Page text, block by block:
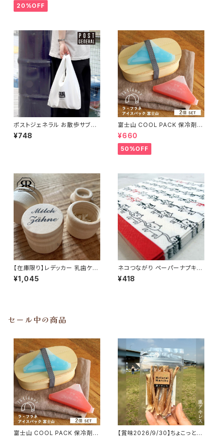
20%OFF
ポストジェネラル お散歩サブバ
ッグ コンビニバッグ POST GE
NERAL エコバッグ
¥748
富士山 COOL PACK 保冷剤 2
個セット ひんやり雑貨 アイスパ
ックla flaner ラフラネ
¥660
50%OFF
【在庫限り】レデッカー 乳歯ケー
ス パピーの乳歯入れ 犬 3.5cm
REDECKER
¥1,045
ネコつながり ペーパーナプキン
10枚入り デコパージュ 猫雑貨
¥418
セール中の商品
富士山 COOL PACK 保冷剤 2
【賞味2026/9/30】ちょこっと